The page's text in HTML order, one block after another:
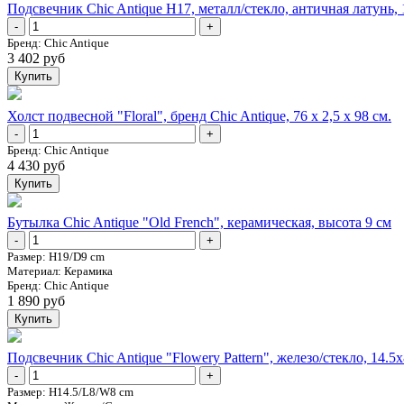
Подсвечник Chic Antique H17, металл/стекло, античная латунь,
-
+
Бренд: Chic Antique
3 402 руб
Купить
Холст подвесной "Floral", бренд Chic Antique, 76 х 2,5 х 98 см.
-
+
Бренд: Chic Antique
4 430 руб
Купить
Бутылка Chic Antique "Old French", керамическая, высота 9 см
-
+
Размер: H19/D9 cm
Mатериал: Керамика
Бренд: Chic Antique
1 890 руб
Купить
Подсвечник Chic Antique "Flowery Pattern", железо/стекло,
-
+
Размер: H14.5/L8/W8 cm